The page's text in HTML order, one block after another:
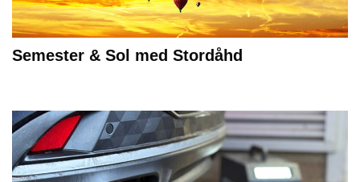
Semester & Sol med Stordåhd